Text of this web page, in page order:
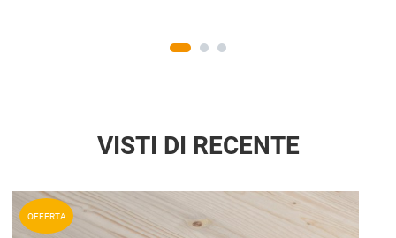
VISTI DI RECENTE
OFFERTA